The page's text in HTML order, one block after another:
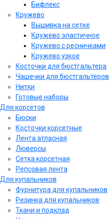
Бифлекс
Кружево
Вышивка на сетке
Кружево эластичное
Кружево с ресничками
Кружево узкое
Косточки для бюстгальтера
Чашечки для бюстгальтеров
Нитки
Готовые наборы
Для корсетов
Бюски
Косточки корсетные
Лента атласная
Люверсы
Сетка корсетная
Репсовая лента
Для купальников
Фурнитура для купальников
Резинка для купальников
Ткани и подклад